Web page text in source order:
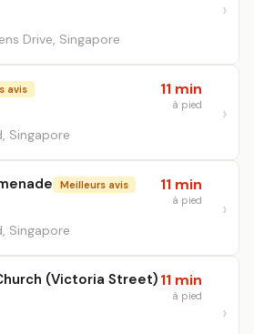
Drive, Singapore
avis
Singapore
11 min
à pied
Meilleurs avis
Singapore
11 min
à pied
(Victoria Street) 11 min
à pied